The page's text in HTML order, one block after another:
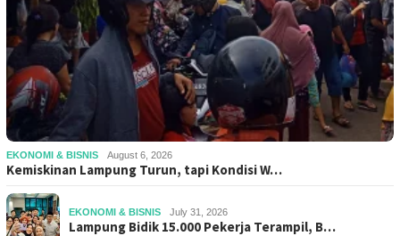
EKONOMI & BISNIS August 6, 2026
Kemiskinan Lampung Turun, tapi Kondisi W…
EKONOMI & BISNIS July 31, 2026
Lampung Bidik 15.000 Pekerja Terampil, B…